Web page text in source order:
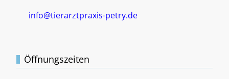
info@tierarztpraxis-petry.de
Öffnungszeiten